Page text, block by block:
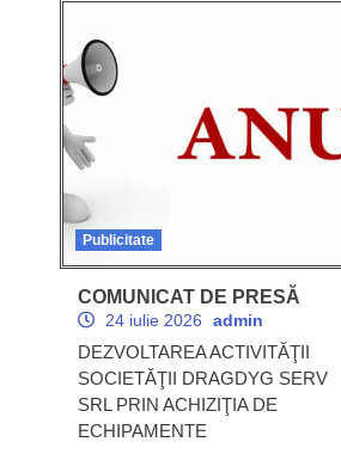
Publicitate
COMUNICAT DE PRESĂ
24 iulie 2026 admin
DEZVOLTAREA ACTIVITĂŢII
SOCIETĂŢII DRAGDYG SERV
SRL PRIN ACHIZIŢIA DE
ECHIPAMENTE